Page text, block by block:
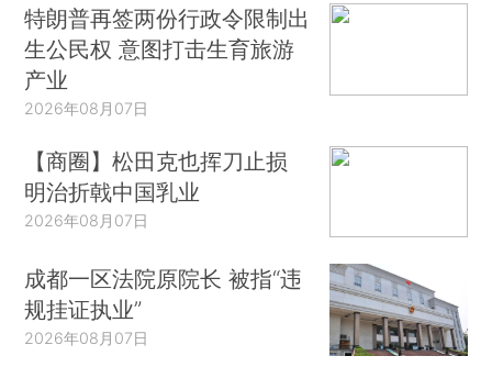
特朗普再签两份行政令限制出
生公民权 意图打击生育旅游
产业
2026年08月07日
【商圈】松田克也挥刀止损
明治折戟中国乳业
2026年08月07日
成都一区法院原院长 被指“违
规挂证执业”
2026年08月07日